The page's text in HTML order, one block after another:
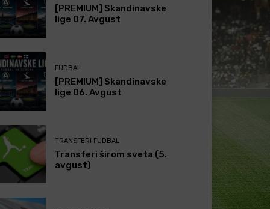
[PREMIUM] Skandinavske
lige 07. Avgust
FUDBAL
[PREMIUM] Skandinavske
lige 06. Avgust
TRANSFERI FUDBAL
Transferi širom sveta (5.
avgust)